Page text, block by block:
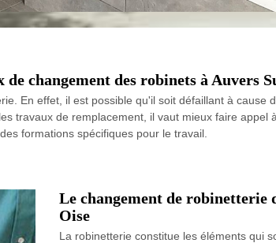
changement des robinets à Auvers
En effet, il est possible qu'il soit défaillant à cause
travaux de remplacement, il vaut mieux faire appel
formations spécifiques pour le travail.
Le changement de robinetterie
Oise
La robinetterie constitue les éléments qui